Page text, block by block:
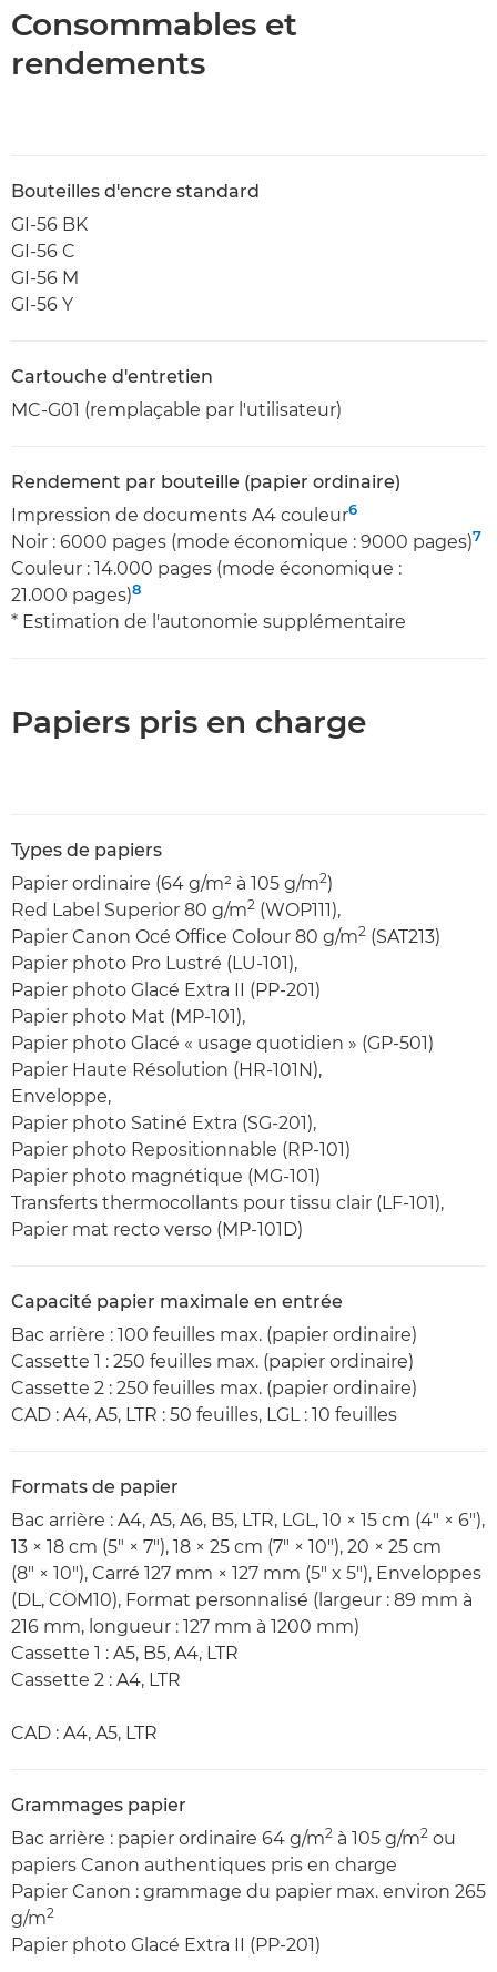
Consommables et
rendements
Bouteilles d'encre standard
GI-56 BK
GI-56 C
GI-56 M
GI-56 Y
Cartouche d'entretien
MC-G01 (remplaçable par l'utilisateur)
Rendement par bouteille (papier ordinaire)
Impression de documents A4 couleur6
Noir : 6000 pages (mode économique : 9000 pages)7
Couleur : 14.000 pages (mode économique :
21.000 pages)8
* Estimation de l'autonomie supplémentaire
Papiers pris en charge
Types de papiers
Papier ordinaire (64 g/m² à 105 g/m2)
Red Label Superior 80 g/m2 (WOP111),
Papier Canon Océ Office Colour 80 g/m2 (SAT213)
Papier photo Pro Lustré (LU-101),
Papier photo Glacé Extra II (PP-201)
Papier photo Mat (MP-101),
Papier photo Glacé « usage quotidien » (GP-501)
Papier Haute Résolution (HR-101N),
Enveloppe,
Papier photo Satiné Extra (SG-201),
Papier photo Repositionnable (RP-101)
Papier photo magnétique (MG-101)
Transferts thermocollants pour tissu clair (LF-101),
Papier mat recto verso (MP-101D)
Capacité papier maximale en entrée
Bac arrière : 100 feuilles max. (papier ordinaire)
Cassette 1 : 250 feuilles max. (papier ordinaire)
Cassette 2 : 250 feuilles max. (papier ordinaire)
CAD : A4, A5, LTR : 50 feuilles, LGL : 10 feuilles
Formats de papier
Bac arrière : A4, A5, A6, B5, LTR, LGL, 10 × 15 cm (4" × 6"),
13 × 18 cm (5" × 7"), 18 × 25 cm (7" × 10"), 20 × 25 cm
(8" × 10"), Carré 127 mm × 127 mm (5" x 5"), Enveloppes
(DL, COM10), Format personnalisé (largeur : 89 mm à
216 mm, longueur : 127 mm à 1200 mm)
Cassette 1 : A5, B5, A4, LTR
Cassette 2 : A4, LTR
CAD : A4, A5, LTR
Grammages papier
Bac arrière : papier ordinaire 64 g/m2 à 105 g/m2 ou
papiers Canon authentiques pris en charge
Papier Canon : grammage du papier max. environ 265
g/m2
Papier photo Glacé Extra II (PP-201)